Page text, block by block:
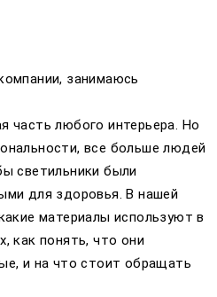
занимаюсь
часть любого интерьера. Но
все больше людей
светильники были
для здоровья. В нашей
материалы используют в
как понять, что они
и на что стоит обращать